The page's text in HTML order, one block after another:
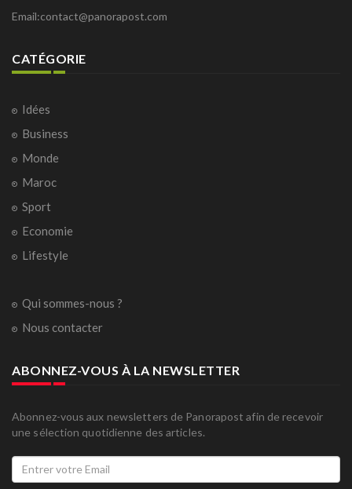
Email:contact@panorapost.com
CATÉGORIE
Idées
Business
Monde
Maroc
Sport
Economie
Lifestyle
Qui sommes-nous ?
Nous contacter
ABONNEZ-VOUS À LA NEWSLETTER
Abonnez-vous aux newsletters de Panorapost afin de recevoir
une sélection quotidienne des articles.